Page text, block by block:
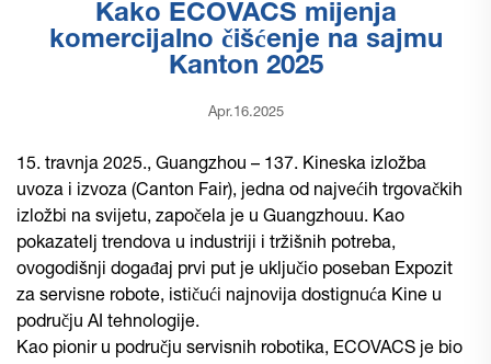
Kako ECOVACS mijenja
komercijalno čišćenje na sajmu
Kanton 2025
Apr.16.2025
15. travnja 2025., Guangzhou – 137. Kineska izložba
uvoza i izvoza (Canton Fair), jedna od najvećih trgovačkih
izložbi na svijetu, započela je u Guangzhouu. Kao
pokazatelj trendova u industriji i tržišnih potreba,
ovogodišnji događaj prvi put je uključio poseban Expozit
za servisne robote, ističući najnovija dostignuća Kine u
području AI tehnologije.
Kao pionir u području servisnih robotika, ECOVACS je bio